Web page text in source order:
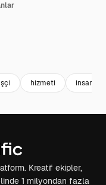
işçi hizmeti insanlar
Kreatif ekipler,
1 milyondan fazla